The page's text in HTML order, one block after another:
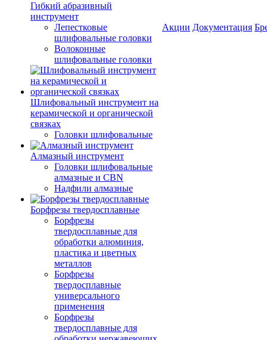
Гибкий абразивный
инструмент
Лепестковые
шлифовальные головки
Волоконные
шлифовальные головки
Шлифовальный инструмент на
керамической и органической
связках
Головки шлифовальные
Алмазный инструмент
Головки шлифовальные
алмазные и CBN
Надфили алмазные
Борфрезы твердосплавные
Борфрезы
твердосплавные для
обработки алюминия,
пластика и цветных
металлов
Борфрезы
твердосплавные
универсального
применения
Борфрезы
твердосплавные для
Акции Документация